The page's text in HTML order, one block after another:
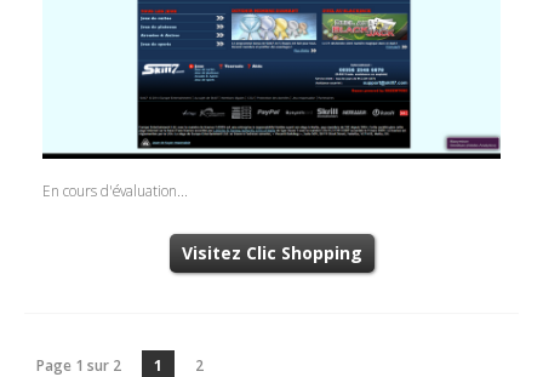
En cours d'évaluation...
Visitez Clic Shopping
Page 1 sur 2 1 2